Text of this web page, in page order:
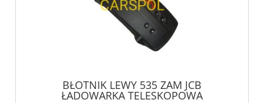
BŁOTNIK LEWY 535 ZAM JCB
ŁADOWARKA TELESKOPOWA